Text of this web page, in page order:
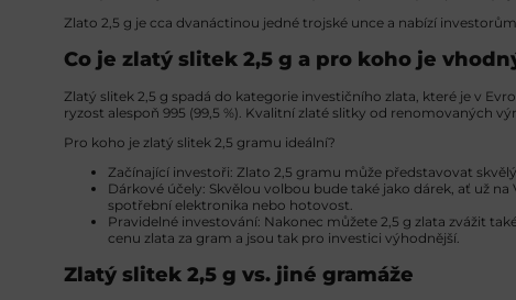
Zlato 2,5 g je cca dvanáctinou jedné trojské unce a nabízí
Co je zlatý slitek 2,5 g a pro koho je
Zlatý slitek 2,5 g spadá do kategorie investičního zlata, které je v
ryzost alespoň 995 (99,5 %). Kvalitní zlaté slitky od renomovaných
Pro koho je zlatý slitek 2,5 gramu ideální?
Začínající investoři: Zlato 2,5 gramu může představovat
Dárkové účely: Skvělou volbou bude také jako dárek, ať už
spotřební elektronika nebo hotovost.
Pravidelné investování: Nakonec můžete 2,5 g zlata zvážit
cenu zlata za gram a jsou tak pro investici výhodnější.
Zlatý slitek 2,5 g vs. jiné gramáže